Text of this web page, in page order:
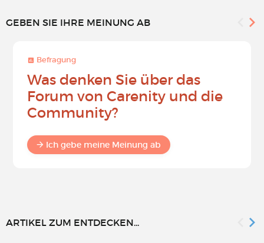
GEBEN SIE IHRE MEINUNG AB
Befragung
Was denken Sie über das
Forum von Carenity und die
Community?
Ich gebe meine Meinung ab
ARTIKEL ZUM ENTDECKEN...